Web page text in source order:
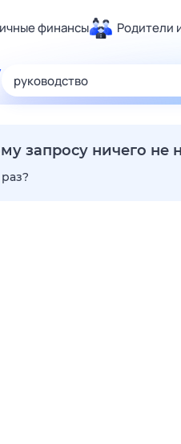
финансы Родители
запросу ничего не